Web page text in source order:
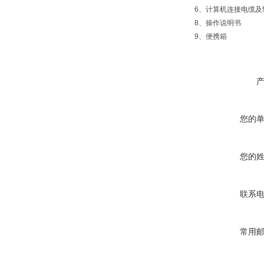
6、计算机连接电缆及
8、操作说明书
9、便携箱
您的
您的
联系
常用